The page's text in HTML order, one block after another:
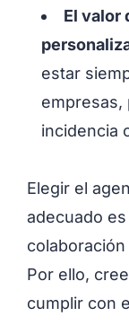
El valor
estar
empresas,
incidencia
Elegir el
adecuado
Por ello,
cumplir con